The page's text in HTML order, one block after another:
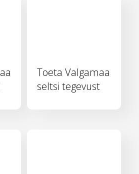
Toeta Valgamaa
seltsi tegevust